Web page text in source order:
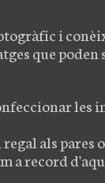
i
que
als pares
a record